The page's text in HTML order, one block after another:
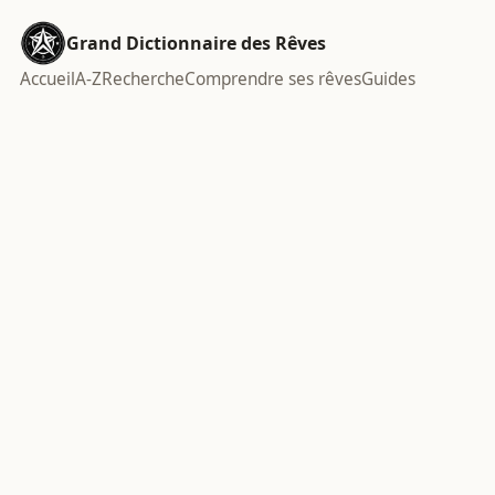
Grand Dictionnaire des Rêves
AccueilA-ZRechercheComprendre ses rêvesGuides